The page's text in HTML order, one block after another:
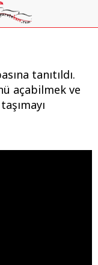
tanıtıldı.
açabilmek ve